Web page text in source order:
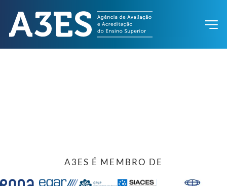
A3ES É MEMBRO DE